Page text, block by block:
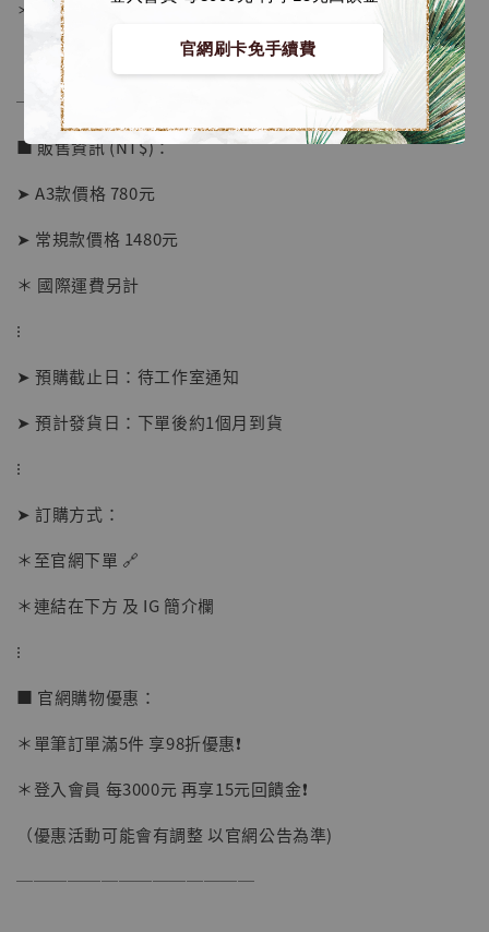
官網刷卡免手續費
【店內現貨】海賊王 系列蒐藏雕像 布魯克達
NT$ 1,870
＊背面爲黑色防潮背板
──────────────
■ 販售資訊 (NT$)：
➤ A3款價格 780元
➤ 常規款價格 1480元
＊ 國際運費另計
⁝
➤ 預購截止日：待工作室通知
➤ 預計發貨日：下單後約1個月到貨
⁝
➤ 訂購方式：
＊至官網下單 🔗
＊連結在下方 及 IG 簡介欄
⁝
■ 官網購物優惠：
＊單筆訂單滿5件 享98折優惠❗️
＊登入會員 每3000元 再享15元回饋金❗️
（優惠活動可能會有調整 以官網公告為準)
──────────────